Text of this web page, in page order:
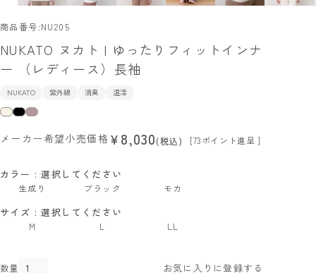
商品番号 NU205
NUKATO ヌカト | ゆったりフィットインナ
ー （レディース）長袖
NUKATO 紫外線 消臭 温活
メーカー希望小売価格 ¥8,030 税込 [73ポイント進呈 ]
サイズ 選択してください
M L LL
カラー 選択してください
生成り ブラック モカ
お気に入りに登録する